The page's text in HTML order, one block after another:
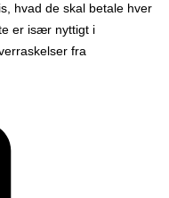
hvad de skal betale hver
er især nyttigt i
fra